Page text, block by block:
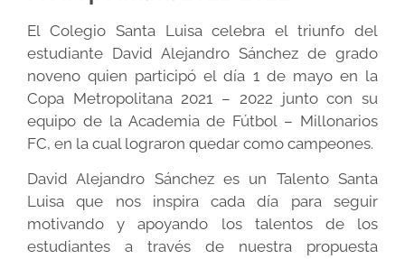
El Colegio Santa Luisa celebra el triunfo del
estudiante David Alejandro Sánchez de grado
noveno quien participó el día 1 de mayo en la
Copa Metropolitana 2021 – 2022 junto con su
equipo de la Academia de Fútbol – Millonarios
FC, en la cual lograron quedar como campeones.
David Alejandro Sánchez es un Talento Santa
Luisa que nos inspira cada día para seguir
motivando y apoyando los talentos de los
estudiantes a través de nuestra propuesta